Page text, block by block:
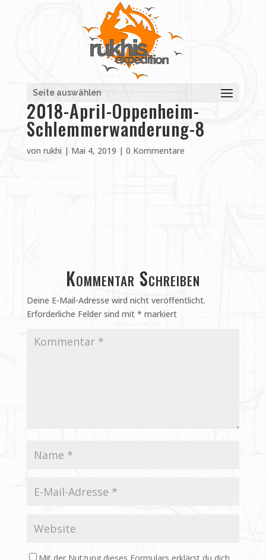
Seite auswählen
2018-April-Oppenheim-
Schlemmerwanderung-8
von rukhi| Mai 4, 2019 | 0 Kommentare
Kommentar Schreiben
Deine E-Mail-Adresse wird nicht veröffentlicht.
Erforderliche Felder sind mit * markiert